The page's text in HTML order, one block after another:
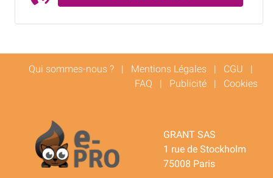
Qui sommes-nous ? | Mentions Légales | CGU |
FAQ | Publicité | Cookies
GRANT SAS
1 rue de Stockholm
75008 Paris